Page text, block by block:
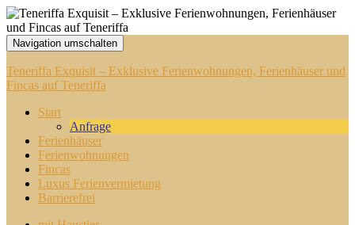
Navigation umschalten
Teneriffa Exquisit – Exklusive Ferienwohnungen, Ferienhäuser und
Fincas auf Teneriffa
Start
Anfrage
Ferienhäuser
Ferienwohnungen
Fincas
Luxus Ferienvermietung
Barrierefrei